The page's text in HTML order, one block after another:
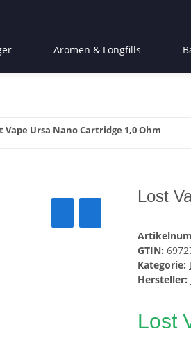
Aromen & Longfills
Vape Ursa Nano Cartridge 1,0 Ohm
Lost
GTIN:
Kategorie:
Hersteller:
Lost